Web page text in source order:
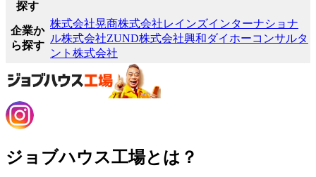
探す
企業か
ら探す
株式会社晃商株式会社レインズインターナショナ
ル株式会社ZUND株式会社興和ダイホーコンサルタ
ント株式会社
ジョブハウス工場とは？